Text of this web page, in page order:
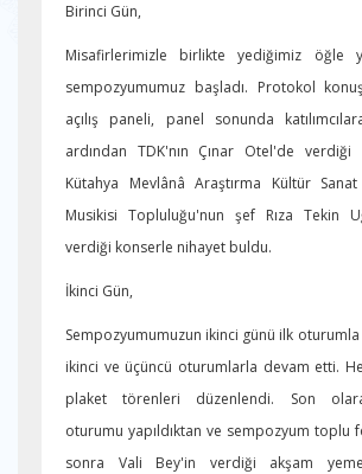
Birinci Gün,
Misafirlerimizle birlikte yediğimiz öğle
sempozyumumuz başladı. Protokol
açılış paneli, panel sonunda
ardından TDK'nın Çınar Otel'de
Kütahya Mevlânâ Araştırma Kültür
Musikisi Topluluğu'nun şef Rıza Tekin
verdiği konserle nihayet buldu.
İkinci Gün,
Sempozyumumuzun ikinci günü ilk oturumla
ikinci ve üçüncü oturumlarla devam etti.
plaket törenleri düzenlendi. Son
oturumu yapıldıktan ve sempozyum toplu
sonra Vali Bey'in verdiği akşam